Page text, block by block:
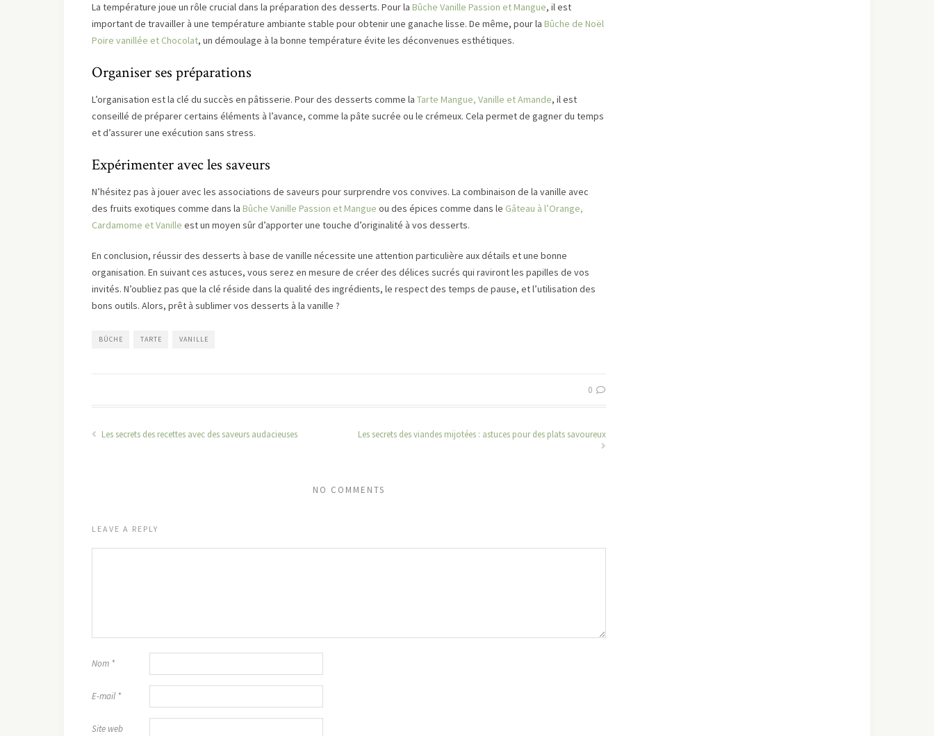
La température joue un rôle crucial dans la préparation des desserts. Pour la Bûche Vanille Passion et Mangue, il est
important de travailler à une température ambiante stable pour obtenir une ganache lisse. De même, pour la Bûche de Noël
Poire vanillée et Chocolat, un démoulage à la bonne température évite les déconvenues esthétiques.
Organiser ses préparations
L’organisation est la clé du succès en pâtisserie. Pour des desserts comme la Tarte Mangue, Vanille et Amande, il est
conseillé de préparer certains éléments à l’avance, comme la pâte sucrée ou le crémeux. Cela permet de gagner du temps
et d’assurer une exécution sans stress.
Expérimenter avec les saveurs
N’hésitez pas à jouer avec les associations de saveurs pour surprendre vos convives. La combinaison de la vanille avec
des fruits exotiques comme dans la Bûche Vanille Passion et Mangue ou des épices comme dans le Gâteau à l’Orange,
Cardamome et Vanille est un moyen sûr d’apporter une touche d’originalité à vos desserts.
En conclusion, réussir des desserts à base de vanille nécessite une attention particulière aux détails et une bonne
organisation. En suivant ces astuces, vous serez en mesure de créer des délices sucrés qui raviront les papilles de vos
invités. N’oubliez pas que la clé réside dans la qualité des ingrédients, le respect des temps de pause, et l’utilisation des
bons outils. Alors, prêt à sublimer vos desserts à la vanille ?
BÛCHE TARTE VANILLE
0
Les secrets des recettes avec des saveurs audacieuses Les secrets des viandes mijotées : astuces pour des plats savoureux
NO COMMENTS
LEAVE A REPLY
Nom *
E-mail *
Site web